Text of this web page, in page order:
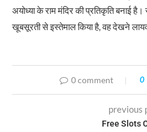
अयोध्या के राम मंदिर की प्रतिकृति बनाई
खूबसूरती से इस्तेमाल किया है, वह देखने
0 comment 0
previous
Free Slots